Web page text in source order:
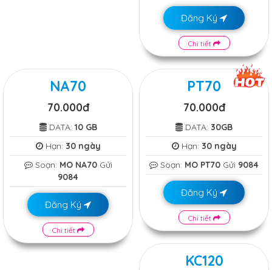
Đăng Ký
Chi tiết
NA70
70.000đ
DATA: 10 GB
Hạn: 30 ngày
Soạn: MO NA70Gửi
9084
Đăng Ký
Chi tiết
PT70
70.000đ
DATA: 30GB
Hạn: 30 ngày
Soạn: MO PT70 Gửi 9084
Đăng Ký
Chi tiết
KC120